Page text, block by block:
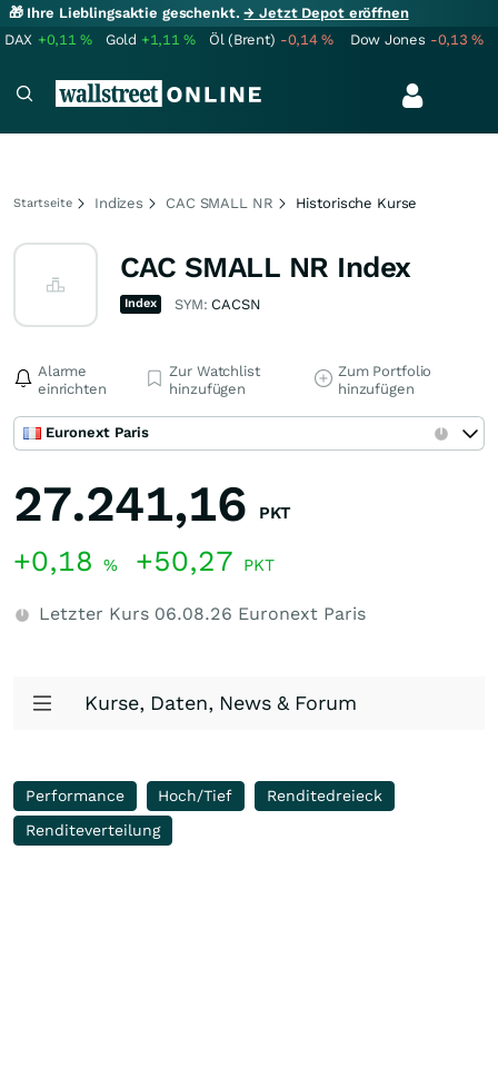
🎁 Ihre Lieblingsaktie geschenkt.→ Jetzt Depot eröffnen
DAX +0,11% Gold +1,11% Öl (Brent) -0,14% Dow Jones -0,13%
Startseite Indizes CAC SMALL NR Historische Kurse
CAC SMALL NR Index
Index SYM: CACSN
Alarme
einrichten
Zur Watchlist
hinzufügen
Zum Portfolio
hinzufügen
Euronext Paris
27.241,16 PKT
+0,18 % +50,27 PKT
Letzter Kurs 06.08.26 Euronext Paris
Kurse, Daten, News & Forum
Performance Hoch/Tief
Renditedreieck
Renditeverteilung